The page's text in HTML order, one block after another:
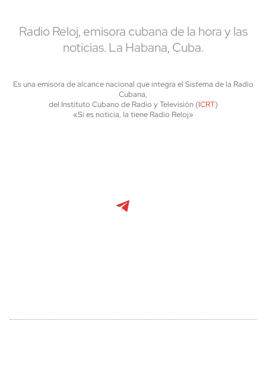
Radio Reloj, emisora cubana de la hora y las
noticias. La Habana, Cuba.
Es una emisora de alcance nacional que integra el Sistema de la Radio
Cubana,
del Instituto Cubano de Radio y Televisión (ICRT)
«Si es noticia, la tiene Radio Reloj»